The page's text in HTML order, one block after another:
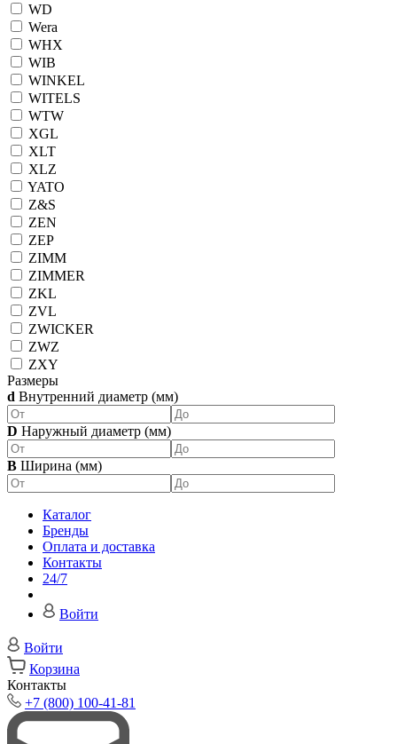
WD
Wera
WHX
WIB
WINKEL
WITELS
WTW
XGL
XLT
XLZ
YATO
Z&S
ZEN
ZEP
ZIMM
ZIMMER
ZKL
ZVL
ZWICKER
ZWZ
ZXY
Размеры
d Внутренний диаметр (мм)
D Наружный диаметр (мм)
B Ширина (мм)
Каталог
Бренды
Оплата и доставка
Контакты
24/7
Войти
Войти
Корзина
Контакты
+7 (800) 100-41-81